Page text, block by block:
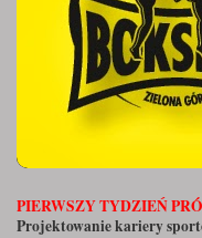
PIERWSZY TYDZIEŃ
Projektowanie kariery